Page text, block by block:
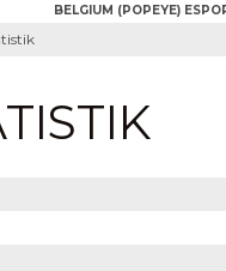
BELGIUM (POPEYE)